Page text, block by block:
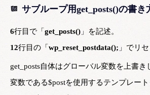
サブループ用get_posts()の書き
6行目で「 get_posts() 」を記述。
12行目の「 wp_reset_postdata(); 」でリ
get_posts自体はグローバル変数を上書
変数である$postを使用するテンプレート